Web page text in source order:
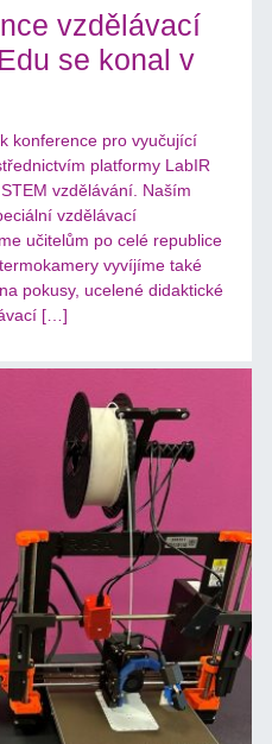
vzdělávací
se konal v
konference pro vyučující
platformy LabIR
vzdělávání. Naším
vzdělávací
učitelům po celé republice
vyvíjíme také
pokusy, ucelené didaktické
[…]